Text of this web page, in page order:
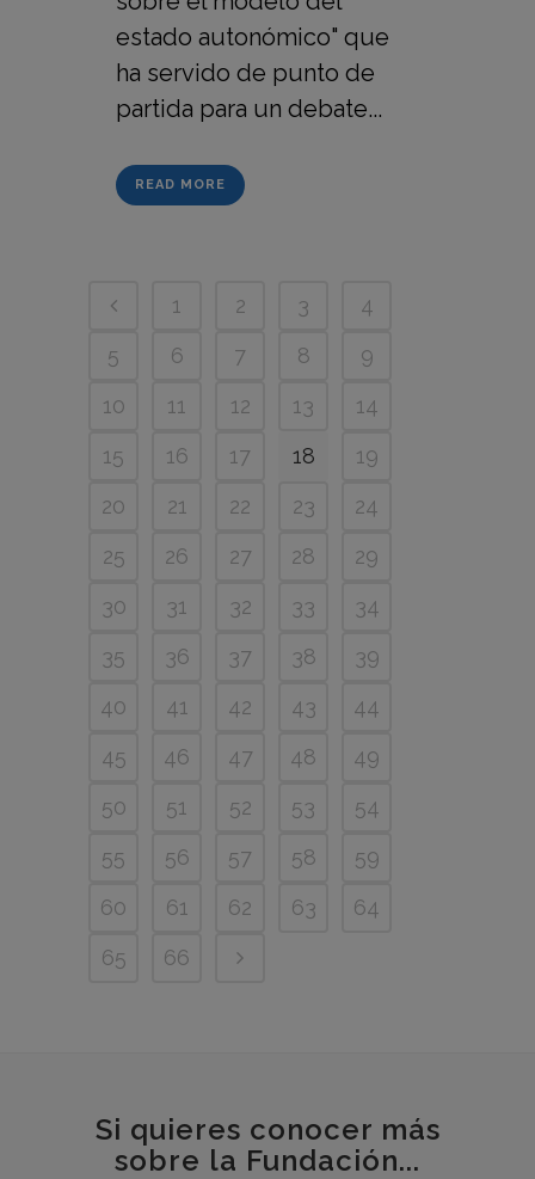
estado autonómico" que
ha servido de punto de
partida para un debate...
READ MORE
1 2 3
4
5
6 7 8
9
10
11 12 13
14
15
16 17 18
19
20
21 22 23
24
25
26 27 28
29
30
31 32 33
34
35
36 37 38
39
40
41 42 43
44
45
46 47 48
49
50
51 52 53
54
55
56 57 58
59
60
61 62 63
64
65
66
Si quieres conocer más
sobre la Fundación...